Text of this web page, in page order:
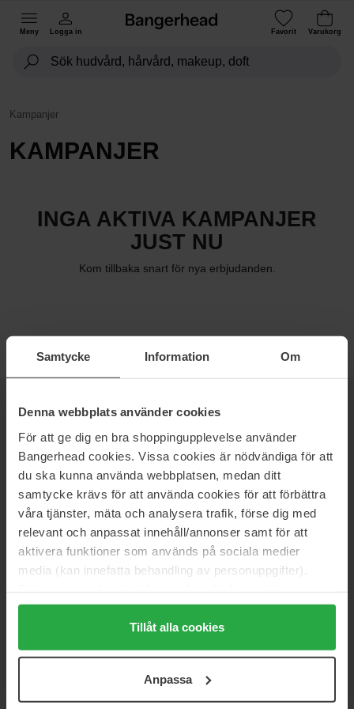
Samtycke Information Om
Denna webbplats använder cookies
För att ge dig en bra shoppingupplevelse använder
Bangerhead cookies. Vissa cookies är nödvändiga för att
du ska kunna använda webbplatsen, medan ditt
samtycke krävs för att använda cookies för att förbättra
våra tjänster, mäta och analysera trafik, förse dig med
relevant och anpassat innehåll/annonser samt för att
aktivera funktioner som används på sociala medier
media (kan innefatta behandling av personuppgifter).
Genom att trycka på "Tillåt alla cookies" accepterar du
alla cookies, medan du under "Detaljer" kan anpassa
användningen av cookies. Du kan när som helst återkalla
samt vår Integritetspolicy.
Tillåt alla cookies
Anpassa
Meny Logga in Favorit Varukorg
Kampanjer
KAMPANJER
INGA AKTIVA KAMPANJER
JUST NU
Kom tillbaka snart för nya erbjudanden.
NEWSLETTER BE THE FIRST TO KNOW
Vill du få de bästa beauty-nyheterna direkt till din inbox? Vi ger
dig de senaste trenderna, tips och exklusiva erbjudanden!
SÄKER BETALNING